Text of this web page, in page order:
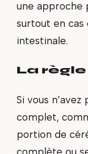
une approche
surtout en cas
intestinale.
La
Si vous
complet,
portion de